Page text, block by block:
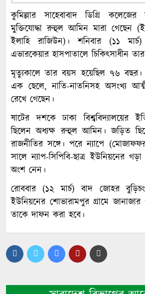
কুমিল্লার সাহেবাবাদ ডিগ্রি
মুক্তিযোদ্ধা রুহুল আমিন মারা গেছেন
ইলাহি রাজিউন)। শনিবার (১১
এভারকেয়ার হাসপাতালে চিকিৎসাধীন
মৃত্যুকালে তার বয়স হয়েছিল ৭৬ বছর।
এক ছেলে, নাতি-নাতনিসহ অসংখ্য
রেখে গেছেন।
ষাটের দশকে ঢাকা বিশ্ববিদ্যালয়ের
ছিলেন অধ্যক্ষ রুহুল আমিন। জড়িত
রাজনীতির সঙ্গে। পরে ন্যাপে
সালে ন্যাপ-সিপিবি-ছাত্র ইউনিয়নের
অংশ নেন।
রোববার (১২ মার্চ) বাদ জোহর
ইউনিয়নের শোভারামপুর গ্রামে জানাজার
তাকে দাফন করা হবে।